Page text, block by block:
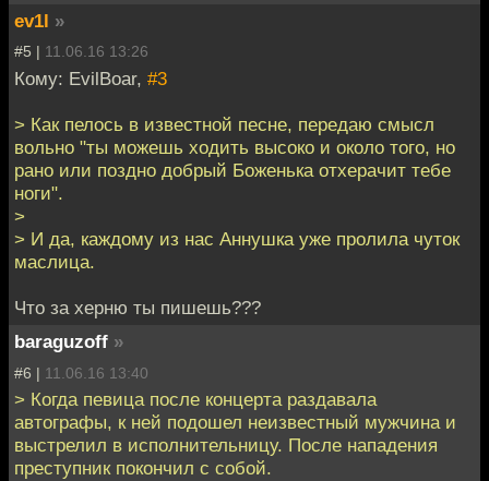
ev1l »
#5 | 11.06.16 13:26
Кому: EvilBoar, #3
> Как пелось в известной песне, передаю смысл
вольно "ты можешь ходить высоко и около того, но
рано или поздно добрый Боженька отхерачит тебе
ноги".
>
> И да, каждому из нас Аннушка уже пролила чуток
маслица.
Что за херню ты пишешь???
baraguzoff »
#6 | 11.06.16 13:40
> Когда певица после концерта раздавала
автографы, к ней подошел неизвестный мужчина и
выстрелил в исполнительницу. После нападения
преступник покончил с собой.